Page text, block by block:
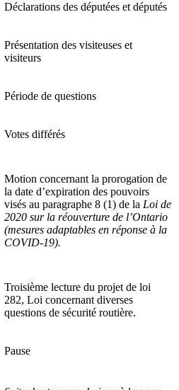
Déclarations des députées et députés
Présentation des visiteuses et
visiteurs
Période de questions
Votes différés
Motion concernant la prorogation de
la date d’expiration des pouvoirs
visés au paragraphe 8 (1) de la Loi de
2020 sur la réouverture de l’Ontario
(mesures adaptables en réponse à la
COVID-19).
Troisième lecture du projet de loi
282, Loi concernant diverses
questions de sécurité routière.
Pause